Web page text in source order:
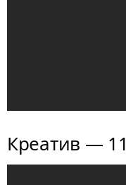
Креатив — 11